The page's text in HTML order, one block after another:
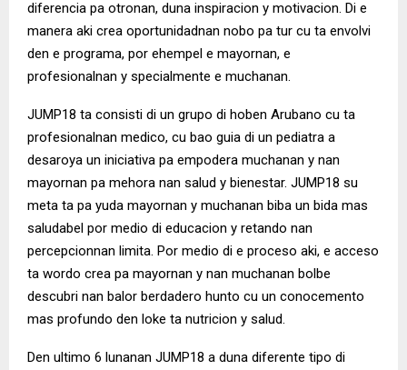
diferencia pa otronan, duna inspiracion y motivacion. Di e
manera aki crea oportunidadnan nobo pa tur cu ta envolvi
den e programa, por ehempel e mayornan, e
profesionalnan y specialmente e muchanan.
JUMP18 ta consisti di un grupo di hoben Arubano cu ta
profesionalnan medico, cu bao guia di un pediatra a
desaroya un iniciativa pa empodera muchanan y nan
mayornan pa mehora nan salud y bienestar. JUMP18 su
meta ta pa yuda mayornan y muchanan biba un bida mas
saludabel por medio di educacion y retando nan
percepcionnan limita. Por medio di e proceso aki, e acceso
ta wordo crea pa mayornan y nan muchanan bolbe
descubri nan balor berdadero hunto cu un conocemento
mas profundo den loke ta nutricion y salud.
Den ultimo 6 lunanan JUMP18 a duna diferente tipo di